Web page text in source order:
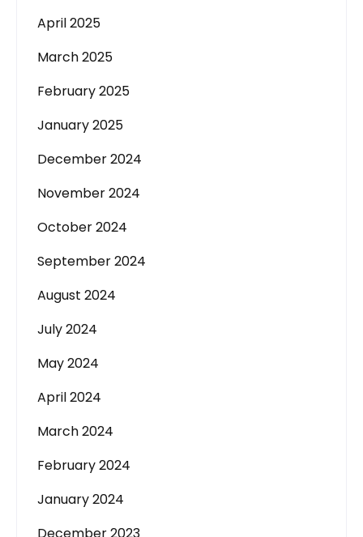
April 2025
March 2025
February 2025
January 2025
December 2024
November 2024
October 2024
September 2024
August 2024
July 2024
May 2024
April 2024
March 2024
February 2024
January 2024